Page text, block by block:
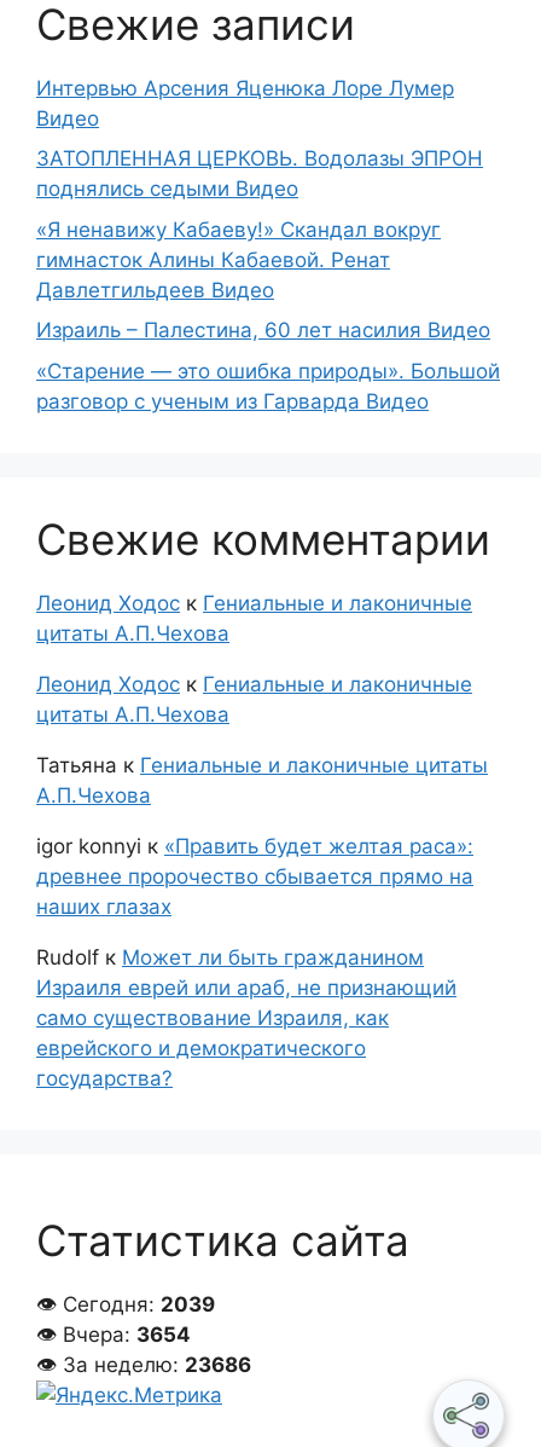
Свежие записи
Интервью Арсения Яценюка Лоре Лумер
Видео
ЗАТОПЛЕННАЯ ЦЕРКОВЬ. Водолазы ЭПРОН
поднялись седыми Видео
«Я ненавижу Кабаеву!» Скандал вокруг
гимнасток Алины Кабаевой. Ренат
Давлетгильдеев Видео
Израиль – Палестина, 60 лет насилия Видео
«Старение — это ошибка природы». Большой
разговор с ученым из Гарварда Видео
Свежие комментарии
Леонид Ходос к Гениальные и лаконичные
цитаты А.П.Чехова
Леонид Ходос к Гениальные и лаконичные
цитаты А.П.Чехова
Татьяна к Гениальные и лаконичные цитаты
А.П.Чехова
igor konnyi к «Править будет желтая раса»:
древнее пророчество сбывается прямо на
наших глазах
Rudolf к Может ли быть гражданином
Израиля еврей или араб, не признающий
само существование Израиля, как
еврейского и демократического
государства?
Статистика сайта
👁 Сегодня: 2039
👁 Вчера: 3654
👁 За неделю: 23686